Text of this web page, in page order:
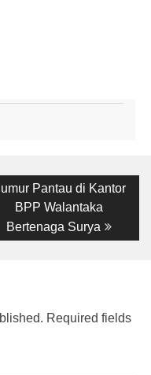
Pantau di Kantor
BPP Walantaka
Bertenaga Surya
Required fields